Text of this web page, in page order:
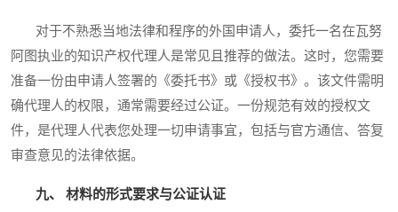
对于不熟悉当地法律和程序的外国申请人，委托一名在瓦努
阿图执业的知识产权代理人是常见且推荐的做法。这时，您需要
准备一份由申请人签署的《委托书》或《授权书》。该文件需明
确代理人的权限，通常需要经过公证。一份规范有效的授权文
件，是代理人代表您处理一切申请事宜，包括与官方通信、答复
审查意见的法律依据。
九、 材料的形式要求与公证认证